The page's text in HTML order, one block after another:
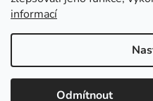
informací
Odmítnout
Lepší cena jinde nebo větší